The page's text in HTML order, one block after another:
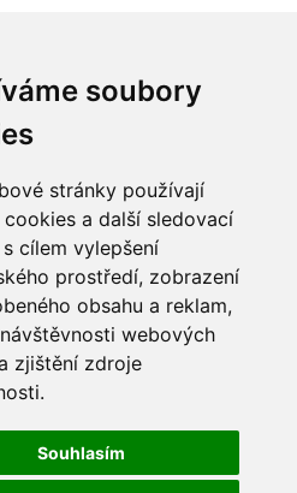
soubory
stránky používají
a další sledovací
cílem vylepšení
prostředí, zobrazení
obsahu a reklam,
webových
zjištění zdroje
Souhlasím
probíhá v naší firmě
až po jejím ukončení.